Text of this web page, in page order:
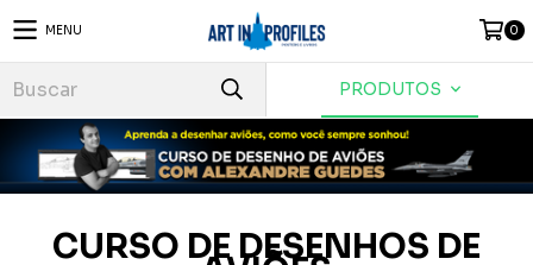
MENU 0
PRODUTOS
CURSO DE DESENHOS DE